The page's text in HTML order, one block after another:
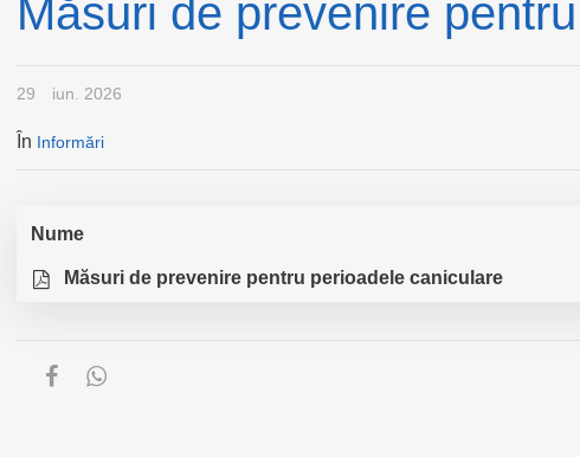
Măsuri de prevenire
29 iun. 2026
În Informări
Nume
Măsuri de prevenire pentru perioadele caniculare